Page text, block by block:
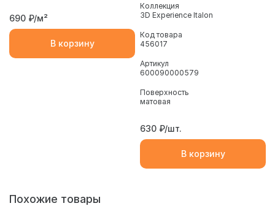
690 ₽/м²
В корзину
Коллекция
3D Experience Italon
Код товара
456017
Артикул
600090000579
Поверхность
матовая
630 ₽/шт.
В корзину
Похожие товары